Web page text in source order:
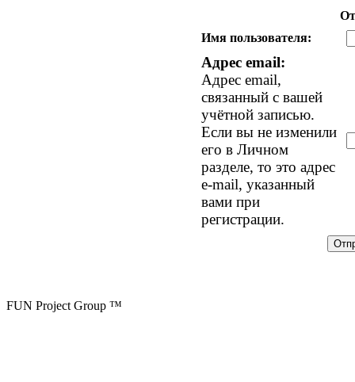
Имя пользователя:
Адрес email:
Адрес email,
связанный с вашей
учётной записью.
Если вы не изменили
его в Личном
разделе, то это адрес
e-mail, указанный
вами при
регистрации.
FUN Project Group ™